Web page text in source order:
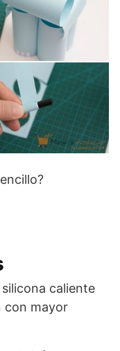
caliente
con mayor